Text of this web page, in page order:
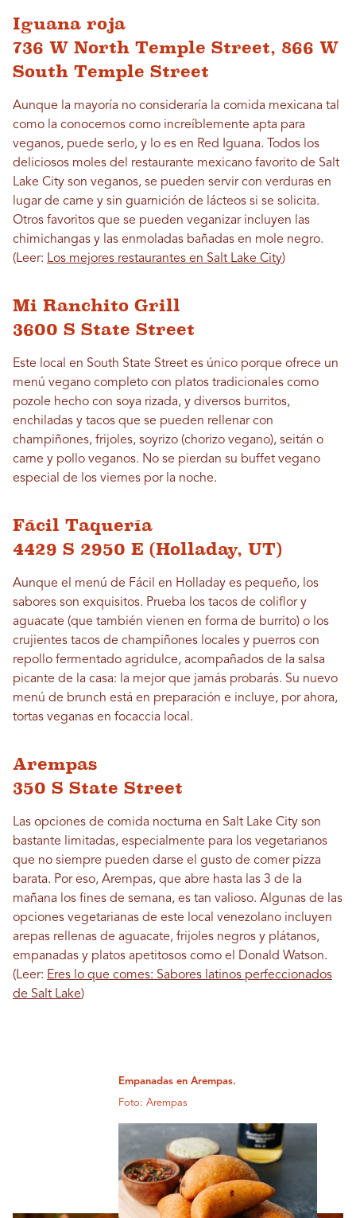
Iguana roja
736 W North Temple Street, 866 W
South Temple Street
Aunque la mayoría no consideraría la comida mexicana tal
como la conocemos como increíblemente apta para
veganos, puede serlo, y lo es en Red Iguana. Todos los
deliciosos moles del restaurante mexicano favorito de Salt
Lake City son veganos, se pueden servir con verduras en
lugar de carne y sin guarnición de lácteos si se solicita.
Otros favoritos que se pueden veganizar incluyen las
chimichangas y las enmoladas bañadas en mole negro.
(Leer: Los mejores restaurantes en Salt Lake City)
Mi Ranchito Grill
3600 S State Street
Este local en South State Street es único porque ofrece un
menú vegano completo con platos tradicionales como
pozole hecho con soya rizada, y diversos burritos,
enchiladas y tacos que se pueden rellenar con
champiñones, frijoles, soyrizo (chorizo ​​vegano), seitán o
carne y pollo veganos. No se pierdan su buffet vegano
especial de los viernes por la noche.
Fácil Taquería
4429 S 2950 E (Holladay, UT)
Aunque el menú de Fácil en Holladay es pequeño, los
sabores son exquisitos. Prueba los tacos de coliflor y
aguacate (que también vienen en forma de burrito) o los
crujientes tacos de champiñones locales y puerros con
repollo fermentado agridulce, acompañados de la salsa
picante de la casa: la mejor que jamás probarás. Su nuevo
menú de brunch está en preparación e incluye, por ahora,
tortas veganas en focaccia local.
Arempas
350 S State Street
Las opciones de comida nocturna en Salt Lake City son
bastante limitadas, especialmente para los vegetarianos
que no siempre pueden darse el gusto de comer pizza
barata. Por eso, Arempas, que abre hasta las 3 de la
mañana los fines de semana, es tan valioso. Algunas de las
opciones vegetarianas de este local venezolano incluyen
arepas rellenas de aguacate, frijoles negros y plátanos,
empanadas y platos apetitosos como el Donald Watson.
(Leer: Eres lo que comes: Sabores latinos perfeccionados
de Salt Lake)
Empanadas en Arempas.
Foto: Arempas